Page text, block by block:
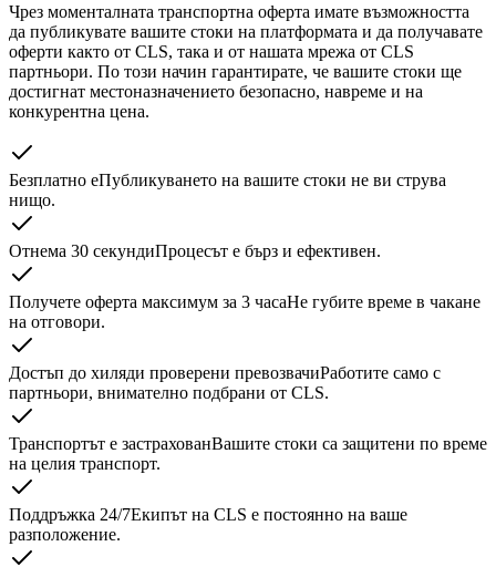
Чрез моменталната транспортна оферта имате възможността
да публикувате вашите стоки на платформата и да получавате
оферти както от CLS, така и от нашата мрежа от CLS
партньори. По този начин гарантирате, че вашите стоки ще
достигнат местоназначението безопасно, навреме и на
конкурентна цена.
Безплатно еПубликуването на вашите стоки не ви струва
нищо.
Отнема 30 секундиПроцесът е бърз и ефективен.
Получете оферта максимум за 3 часаНе губите време в чакане
на отговори.
Достъп до хиляди проверени превозвачиРаботите само с
партньори, внимателно подбрани от CLS.
Транспортът е застрахованВашите стоки са защитени по време
на целия транспорт.
Поддръжка 24/7Екипът на CLS е постоянно на ваше
разположение.